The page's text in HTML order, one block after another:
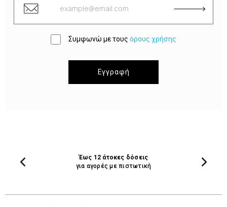
Συμφωνώ με τους όρους χρήσης
Εγγραφή
Έως 12 άτοκες δόσεις
για αγορές με πιστωτική